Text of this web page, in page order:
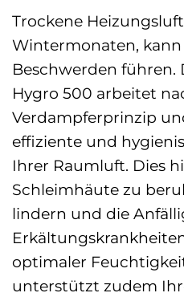
Trockene
Wintermonaten, kann
Beschwerden führen.
Hygro 500 arbeitet
Verdampferprinzip
effiziente und
Ihrer Raumluft. Dies
Schleimhäute zu
lindern und die
optimaler
unterstützt zudem